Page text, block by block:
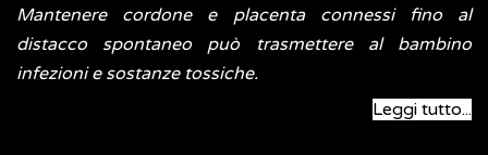
Mantenere cordone e placenta connessi fino al
distacco spontaneo può trasmettere al bambino
infezioni e sostanze tossiche.
Leggi tutto...